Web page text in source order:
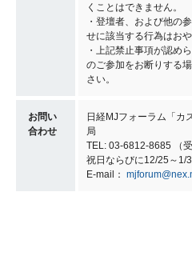
くことはできません。
・登壇者、および他の
せに該当する行為はおや
・上記禁止事項が認め
のご参加をお断りする
さい。
お問い
合わせ
日経MJフォーラム「カ
局
TEL: 03-6812-8685 （
祝日ならびに12/25～1/3
E-mail：